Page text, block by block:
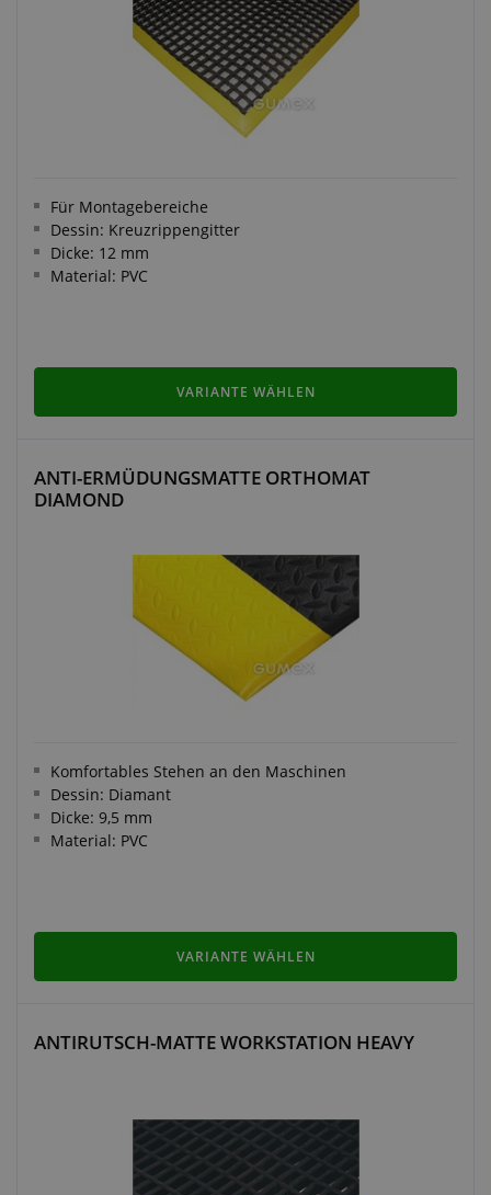
Für Montagebereiche
Dessin: Kreuzrippengitter
Dicke: 12 mm
Material: PVC
VARIANTE WÄHLEN
ANTI-ERMÜDUNGSMATTE ORTHOMAT
DIAMOND
Komfortables Stehen an den Maschinen
Dessin: Diamant
Dicke: 9,5 mm
Material: PVC
VARIANTE WÄHLEN
ANTIRUTSCH-MATTE WORKSTATION HEAVY